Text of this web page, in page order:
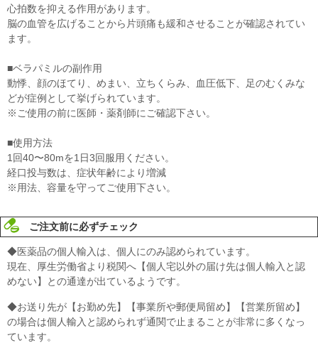
心拍数を抑える作用があります。
脳の血管を広げることから片頭痛も緩和させることが確認されてい
ます。
■ベラパミルの副作用
動悸、顔のほてり、めまい、立ちくらみ、血圧低下、足のむくみな
どが症例として挙げられています。
※ご使用の前に医師・薬剤師にご確認下さい。
■使用方法
1回40〜80mを1日3回服用ください。
経口投与数は、症状年齢により増減
※用法、容量を守ってご使用下さい。
ご注文前に必ずチェック
◆医薬品の個人輸入は、個人にのみ認められています。
現在、厚生労働省より税関へ【個人宅以外の届け先は個人輸入と認
めない】との通達が出ているようです。
◆お送り先が【お勤め先】【事業所や郵便局留め】【営業所留め】
の場合は個人輸入と認められず通関で止まることが非常に多くなっ
ています。